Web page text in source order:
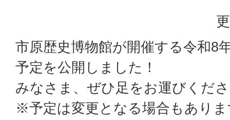
市原歴史博物館が開催する令和8
予定を公開しました！
みなさま、ぜひ足をお運びくだ
※予定は変更となる場合もあり